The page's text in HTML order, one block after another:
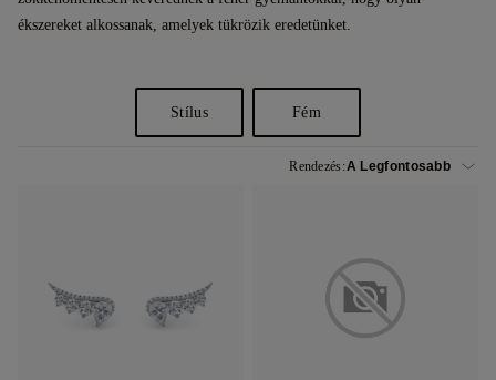
ékszereket alkossanak, amelyek tükrözik eredetünket.
Stílus Fém
Rendezés: